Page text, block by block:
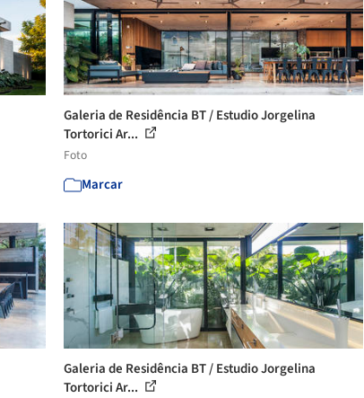
Galeria de Residência BT / Estudio Jorgelina
Tortorici Ar...
Foto
Marcar
Galeria de Residência BT / Estudio Jorgelina
Tortorici Ar...